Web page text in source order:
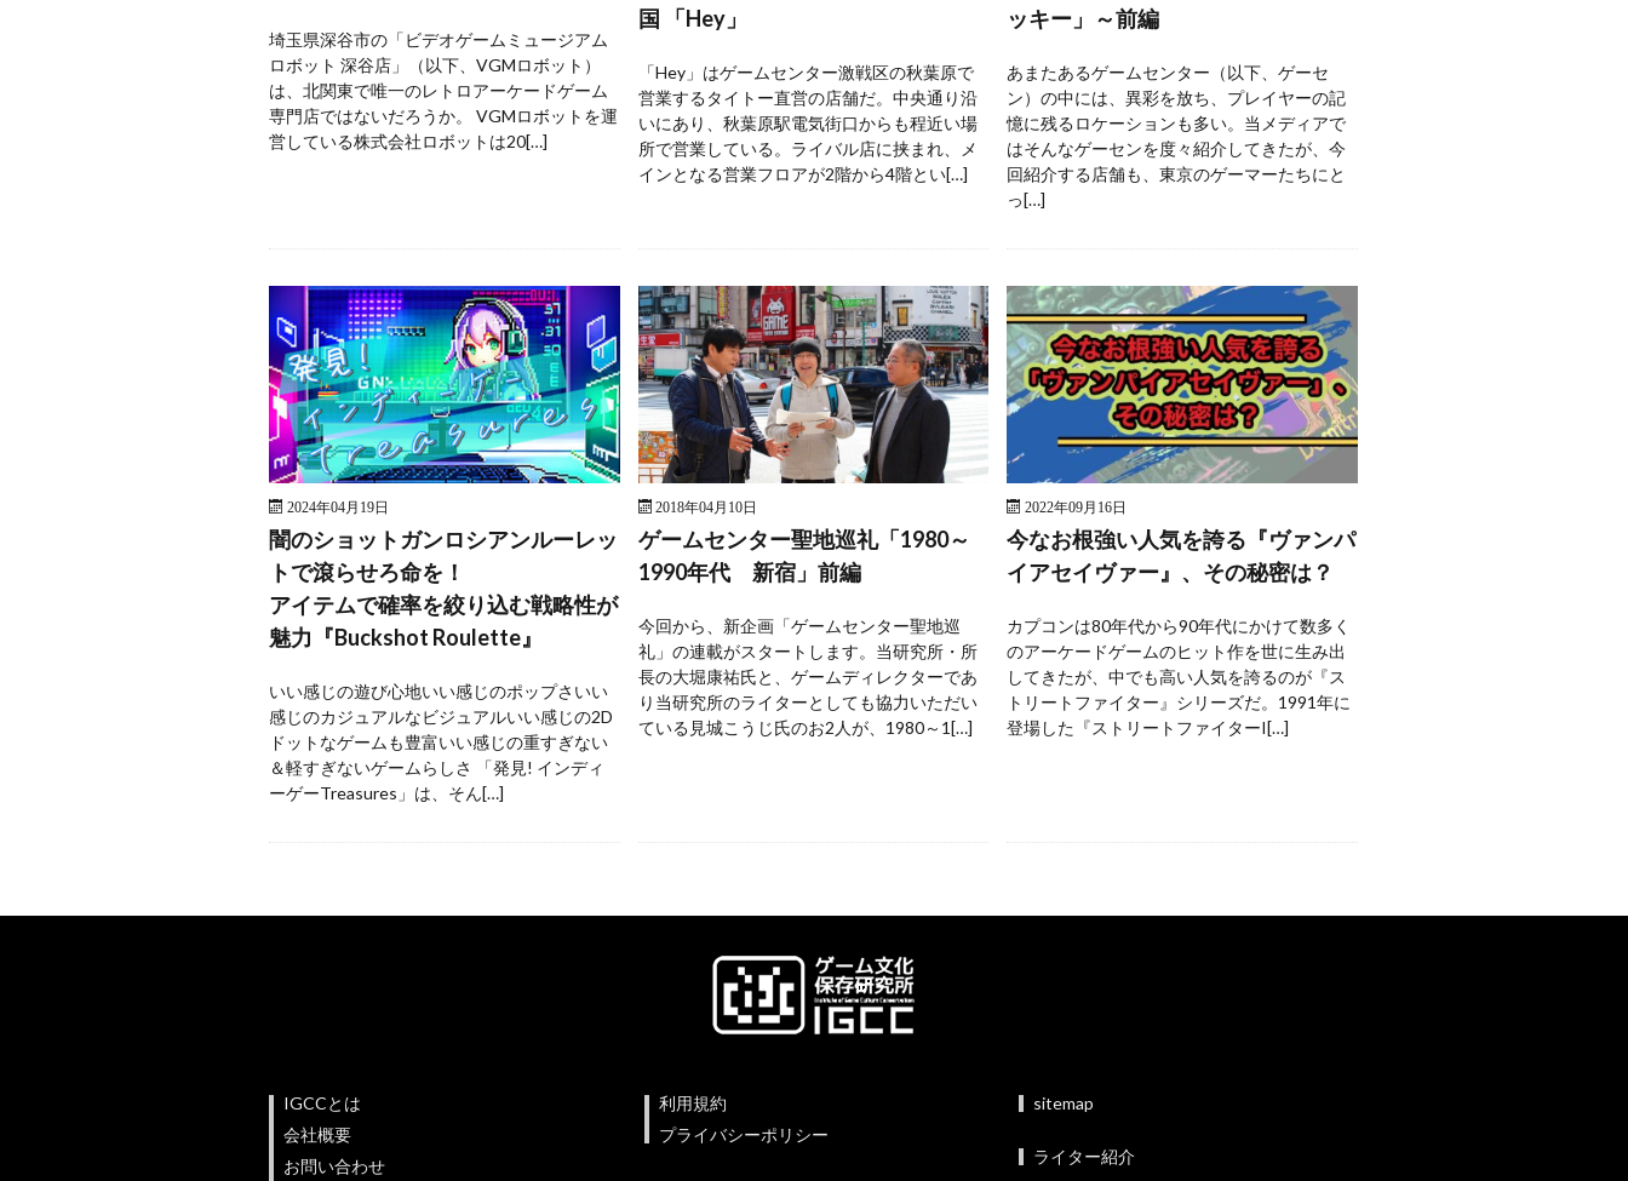
埼玉県深谷市の「ビデオゲームミュージアム
ロボット 深谷店」（以下、VGMロボット）
は、北関東で唯一のレトロアーケードゲーム
専門店ではないだろうか。 VGMロボットを運
営している株式会社ロボットは20[…]
国 「Hey」
「Hey」はゲームセンター激戦区の秋葉原で
営業するタイトー直営の店舗だ。中央通り沿
いにあり、秋葉原駅電気街口からも程近い場
所で営業している。ライバル店に挟まれ、メ
インとなる営業フロアが2階から4階とい[…]
ッキー」～前編
あまたあるゲームセンター（以下、ゲーセ
ン）の中には、異彩を放ち、プレイヤーの記
憶に残るロケーションも多い。当メディアで
はそんなゲーセンを度々紹介してきたが、今
回紹介する店舗も、東京のゲーマーたちにと
っ[…]
2024年04月19日
闇のショットガンロシアンルーレッ
トで滾らせろ命を！
アイテムで確率を絞り込む戦略性が
魅力『Buckshot Roulette』
いい感じの遊び心地いい感じのポップさいい
感じのカジュアルなビジュアルいい感じの2D
ドットなゲームも豊富いい感じの重すぎない
＆軽すぎないゲームらしさ 「発見! インディ
ーゲーTreasures」は、そん[…]
2018年04月10日
ゲームセンター聖地巡礼「1980～
1990年代 新宿」前編
今回から、新企画「ゲームセンター聖地巡
礼」の連載がスタートします。当研究所・所
長の大堀康祐氏と、ゲームディレクターであ
り当研究所のライターとしても協力いただい
ている見城こうじ氏のお2人が、1980～1[…]
2022年09月16日
今なお根強い人気を誇る『ヴァンパ
イアセイヴァー』、その秘密は？
カプコンは80年代から90年代にかけて数多く
のアーケードゲームのヒット作を世に生み出
してきたが、中でも高い人気を誇るのが『ス
トリートファイター』シリーズだ。1991年に
登場した『ストリートファイターI[…]
IGCCとは
会社概要
お問い合わせ
利用規約
プライバシーポリシー
sitemap
ライター紹介